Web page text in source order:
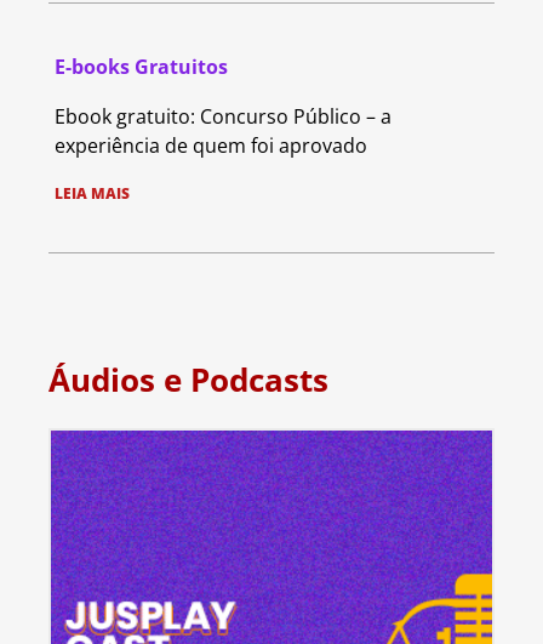
E-books Gratuitos
Ebook gratuito: Concurso Público – a
experiência de quem foi aprovado
LEIA MAIS
Áudios e Podcasts